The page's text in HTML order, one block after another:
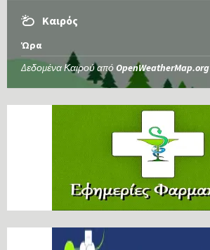
Καιρός
Ώρα
Δεδομένα Καιρού από OpenWeatherMap.org